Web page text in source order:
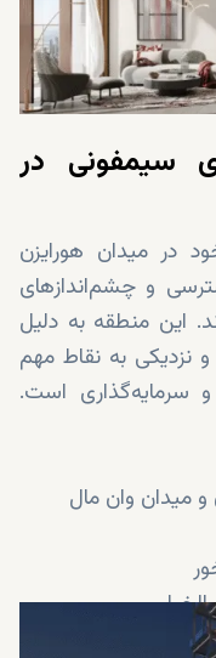
سیمفونی در
در میدان هورایزن
و چشم‌اندازهای
این منطقه به دلیل
نزدیکی به نقاط مهم
سرمایه‌گذاری است.